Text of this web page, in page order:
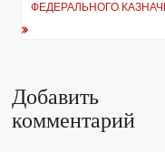
ФЕДЕРАЛЬНОГО
Добавить
комментарий